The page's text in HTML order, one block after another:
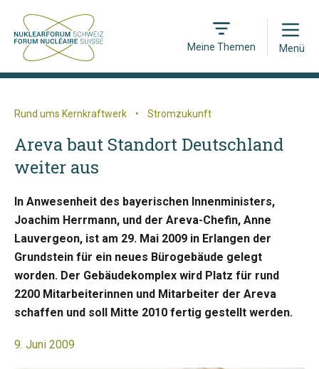
Meine Themen
Open
Menü
Rund ums Kernkraftwerk • Stromzukunft
Areva baut Standort Deutschland
weiter aus
In Anwesenheit des bayerischen Innenministers,
Joachim Herrmann, und der Areva-Chefin, Anne
Lauvergeon, ist am 29. Mai 2009 in Erlangen der
Grundstein für ein neues Bürogebäude gelegt
worden. Der Gebäudekomplex wird Platz für rund
2200 Mitarbeiterinnen und Mitarbeiter der Areva
schaffen und soll Mitte 2010 fertig gestellt werden.
9. Juni 2009